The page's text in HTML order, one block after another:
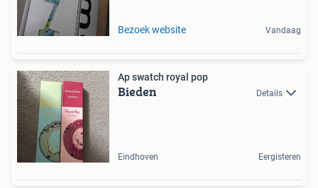
Bezoek website Vandaag
Ap swatch royal pop
Bieden Details
Eindhoven Eergisteren